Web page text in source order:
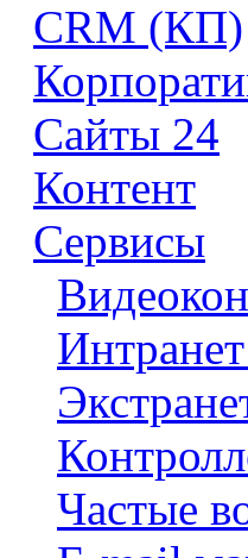
CRM (КП)
Сайты 24
Контент
Сервисы
Частые